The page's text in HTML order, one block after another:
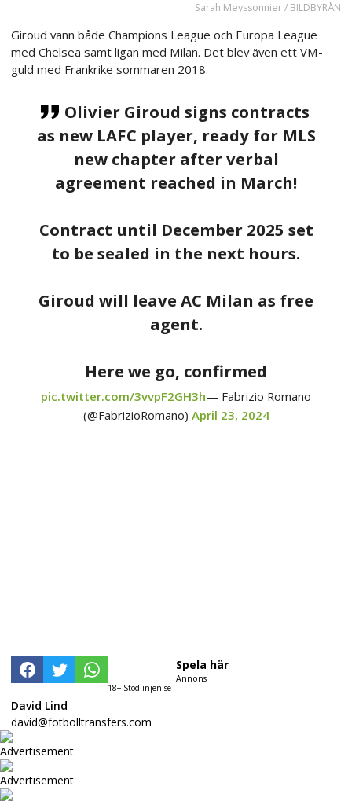
Sarah Meyssonnier / BILDBYRÅN
Giroud vann både Champions League och Europa League
med Chelsea samt ligan med Milan. Det blev även ett VM-
guld med Frankrike sommaren 2018.
Olivier Giroud signs contracts
as new LAFC player, ready for MLS
new chapter after verbal
agreement reached in March!
Contract until December 2025 set
to be sealed in the next hours.
Giroud will leave AC Milan as free
agent.
Here we go, confirmed
pic.twitter.com/3vvpF2GH3h— Fabrizio Romano
(@FabrizioRomano) April 23, 2024
18+ Stödlinjen.se
Spela här
Annons
David Lind
david@fotbolltransfers.com